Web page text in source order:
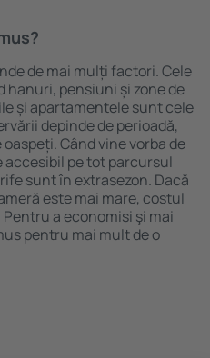
de mai mulți factori. Cele
pensiuni și zone de
și apartamentele sunt cele
depinde de perioadă,
Când vine vorba de
accesibil pe tot parcursul
sunt în extrasezon. Dacă
este mai mare, costul
a economisi şi mai
pentru mai mult de o